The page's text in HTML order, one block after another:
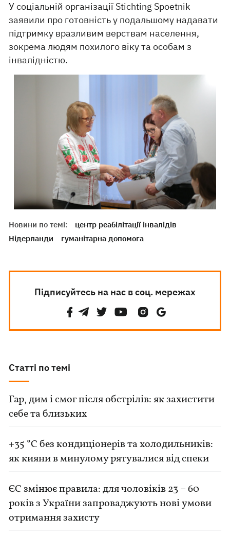
У соціальній організації Stichting Spoetnik
заявили про готовність у подальшому надавати
підтримку вразливим верствам населення,
зокрема людям похилого віку та особам з
інвалідністю.
Новини по темі:
центр реабілітації інвалідів
Нідерланди
гуманітарна допомога
Підписуйтесь на нас в соц. мережах
Статті по темі
Гар, дим і смог після обстрілів: як захистити
себе та близьких
+35 °C без кондиціонерів та холодильників:
як кияни в минулому рятувалися від спеки
ЄС змінює правила: для чоловіків 23 – 60
років з України запроваджують нові умови
отримання захисту